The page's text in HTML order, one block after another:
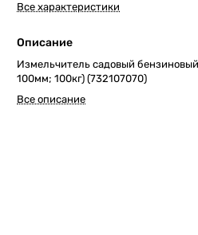
Все характеристики
Описание
Измельчитель садовый бензиновый
100мм; 100кг) (732107070)
Все описание